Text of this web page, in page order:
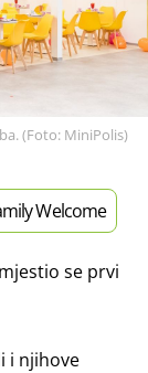
(Foto: MiniPolis)
Welcome
se prvi
i njihove